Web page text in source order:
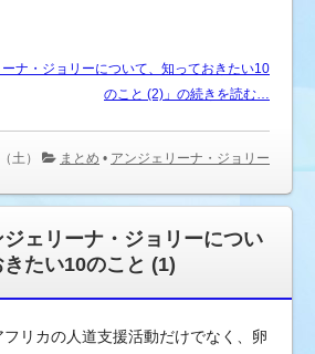
ーナ・ジョリーについて、知っておきたい10
のこと (2)」の続きを読む…
土） まとめ • アンジェリーナ・ジョリー
ジェリーナ・ジョリーについ
たい10のこと (1)
リカの人道支援活動だけでなく、卵